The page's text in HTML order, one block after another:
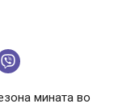
мината во